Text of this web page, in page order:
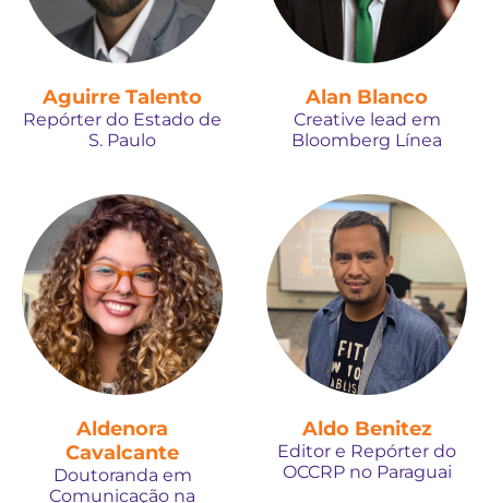
Aguirre Talento
Repórter do Estado de
S. Paulo
Alan Blanco
Creative lead em
Bloomberg Línea
Aldenora
Cavalcante
Doutoranda em
Comunicação na
Aldo Benitez
Editor e Repórter do
OCCRP no Paraguai